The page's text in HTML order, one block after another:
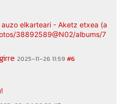
elkarteari - Aketz etxea
38892589@N02/albums/
2025-11-26 11:59 #6